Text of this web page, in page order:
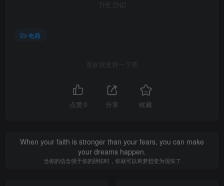
THE END
电商
喜欢就支持一下吧
点赞 0 分享 收藏
When your faith is stronger than your fears, you can make
your dreams happen.
当你的信念强于你的胆怯时，你就可以将梦想变为现实了